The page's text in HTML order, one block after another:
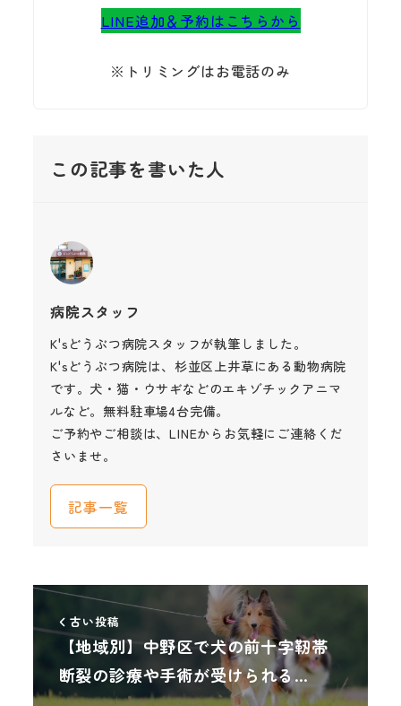
LINE追加＆予約はこちらから
※トリミングはお電話のみ
この記事を書いた人
病院スタッフ
K'sどうぶつ病院スタッフが執筆しました。
K'sどうぶつ病院は、杉並区上井草にある動物病院
です。犬・猫・ウサギなどのエキゾチックアニマ
ルなど。無料駐車場4台完備。
ご予約やご相談は、LINEからお気軽にご連絡くだ
さいませ。
記事一覧
古い投稿
【地域別】中野区で犬の前十字靭帯
断裂の診療や手術が受けられる…